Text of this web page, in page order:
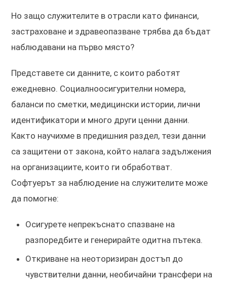
Но защо служителите в отрасли като финанси,
застраховане и здравеопазване трябва да бъдат
наблюдавани на първо място?
Представете си данните, с които работят
ежедневно. Социалноосигурителни номера,
баланси по сметки, медицински истории, лични
идентификатори и много други ценни данни.
Както научихме в предишния раздел, тези данни
са защитени от закона, който налага задължения
на организациите, които ги обработват.
Софтуерът за наблюдение на служителите може
да помогне:
Осигурете непрекъснато спазване на
разпоредбите и генерирайте одитна пътека.
Откриване на неоторизиран достъп до
чувствителни данни, необичайни трансфери на